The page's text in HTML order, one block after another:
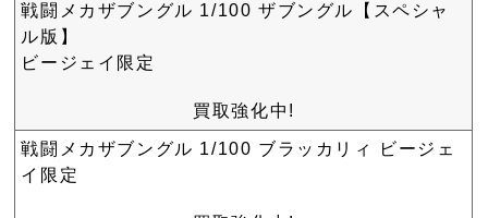
戦闘メカザブングル 1/100 ザブングル【スペシャ
ル版】
ビージェイ限定
買取強化中!
戦闘メカザブングル 1/100 ブラッカリィ ビージェ
イ限定